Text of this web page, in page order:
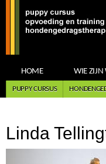
HOME WIE ZIJN
PUPPY CURSUS
Linda